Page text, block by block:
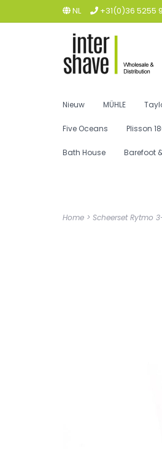
NL +31(0)36 5255
Nieuw MÜHLE
Five Oceans Plisson
Bath House Barefoot
Home > Scheerset Rytmo